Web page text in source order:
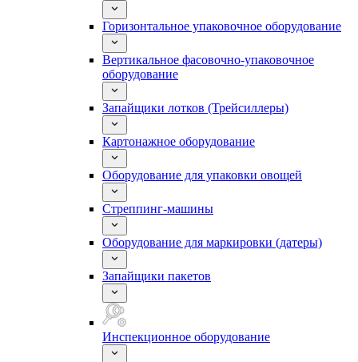
Горизонтальное упаковочное оборудование
Вертикальное фасовочно-упаковочное
оборудование
Запайщики лотков (Трейсиллеры)
Картонажное оборудование
Оборудование для упаковки овощей
Стреппинг-машины
Оборудование для маркировки (датеры)
Запайщики пакетов
Инспекционное оборудование